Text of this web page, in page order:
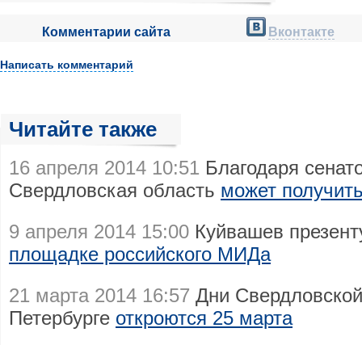
Комментарии сайта Вконтакте
Написать комментарий
Читайте также
16 апреля 2014 10:51 Благодаря
Свердловская область может
9 апреля 2014 15:00 Куйвашев
площадке российского МИДа
21 марта 2014 16:57 Дни
Петербурге откроются 25 марта